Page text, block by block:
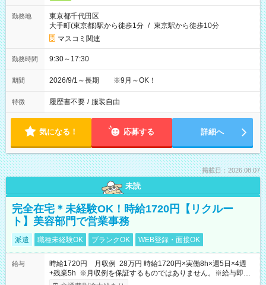
勤務地
東京都千代田区
大手町(東京都)駅から徒歩1分 / 東京駅から徒歩10分
マスコミ関連
勤務時間 9:30～17:30
期間 2026/9/1～長期 ※9月～OK！
特徴 履歴書不要 / 服装自由
気になる！ 応募する 詳細へ
掲載日：2026.08.07
未読
完全在宅＊未経験OK！時給1720円【リクルー
ト】美容部門で営業事務
派遣 職種未経験OK ブランクOK WEB登録・面接OK
給与
時給1720円 月収例 28万円 時給1720円×実働8h×週5日×4週
+残業5h ※月収例を保証するものではありません。※給与即受
取りサービス利用可（利用条件有）